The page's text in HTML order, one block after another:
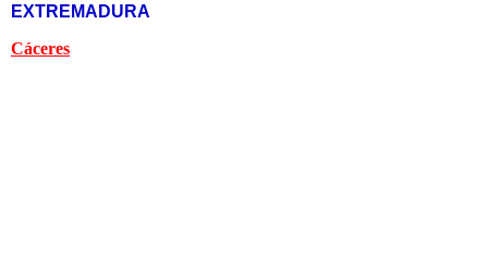
EXTREMADURA
Cáceres